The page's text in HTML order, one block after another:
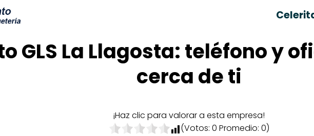
GLS La Llagosta: teléfono y
cerca de ti
¡Haz clic para valorar a esta empresa!
(Votos: 0 Promedio: 0)